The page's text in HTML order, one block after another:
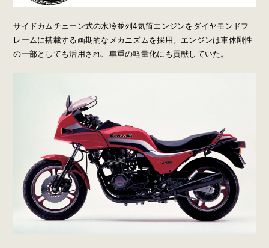
サイドカムチェーン式の水冷並列4気筒エンジンをダイヤモンドフ
レームに搭載する画期的なメカニズムを採用。エンジンは車体剛性
の一部としても活用され、車重の軽量化にも貢献していた。